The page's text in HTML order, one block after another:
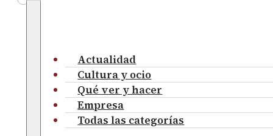
Actualidad
Cultura y ocio
Qué ver y hacer
Empresa
Todas las categorías